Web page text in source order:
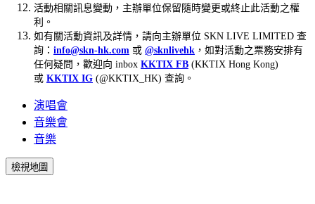
活動相關訊息變動，主辦單位保留隨時變更或終止此活動之權
利。
如有關活動資訊及詳情，請向主辦單位 SKN LIVE LIMITED 查
詢： info@skn-hk.com 或 @sknlivehk ，如對活動之票務安排有
任何疑問，歡迎向 inbox KKTIX FB (KKTIX Hong Kong)
或 KKTIX IG (@KKTIX_HK) 查詢。
演唱會
音樂會
音樂
檢視地圖